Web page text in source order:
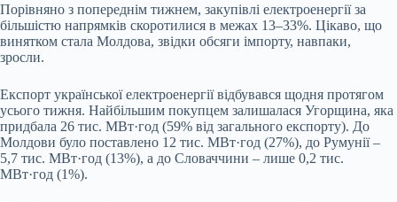
Порівняно з попереднім тижнем, закупівлі електроенергії за
більшістю напрямків скоротилися в межах 13–33%. Цікаво, що
винятком стала Молдова, звідки обсяги імпорту, навпаки,
зросли.
Експорт української електроенергії відбувався щодня протягом
усього тижня. Найбільшим покупцем залишалася Угорщина, яка
придбала 26 тис. МВт·год (59% від загального експорту). До
Молдови було поставлено 12 тис. МВт·год (27%), до Румунії –
5,7 тис. МВт·год (13%), а до Словаччини – лише 0,2 тис.
МВт·год (1%).